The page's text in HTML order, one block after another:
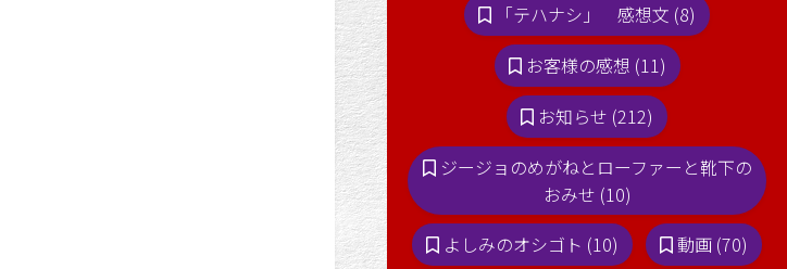
「テハナシ」 感想文 (8)
お客様の感想 (11)
お知らせ (212)
ジージョのめがねとローファーと靴下の
おみせ (10)
よしみのオシゴト (10)
動画 (70)